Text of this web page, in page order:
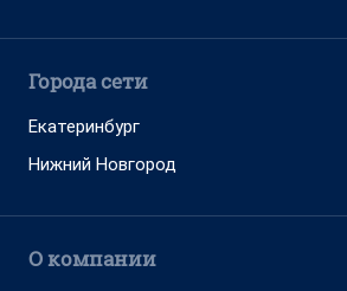
Города сети
Екатеринбург
Нижний Новгород
О компании